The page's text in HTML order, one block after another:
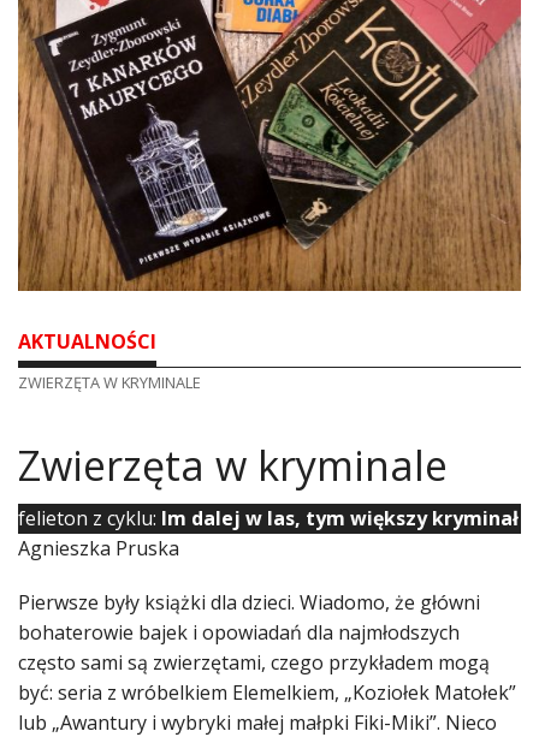
AKTUALNOŚCI
ZWIERZĘTA W KRYMINALE
Zwierzęta w kryminale
felieton z cyklu: Im dalej w las, tym większy kryminał
Agnieszka Pruska
Pierwsze były książki dla dzieci. Wiadomo, że główni
bohaterowie bajek i opowiadań dla najmłodszych
często sami są zwierzętami, czego przykładem mogą
być: seria z wróbelkiem Elemelkiem, „Koziołek Matołek”
lub „Awantury i wybryki małej małpki Fiki-Miki”. Nieco